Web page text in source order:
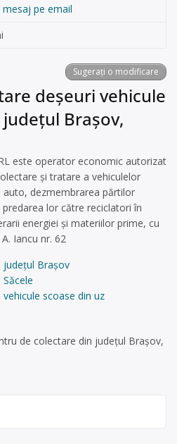
pe email
Sugerați o modificare
deșeuri vehicule
Brașov,
este operator economic autorizat
şi tratare a vehiculelor
auto, dezmembrarea părtilor
lor către reciclatori în
energiei și materiilor prime, cu
Iancu nr. 62
județul Brașov
scoase din uz
de colectare din județul Brașov,